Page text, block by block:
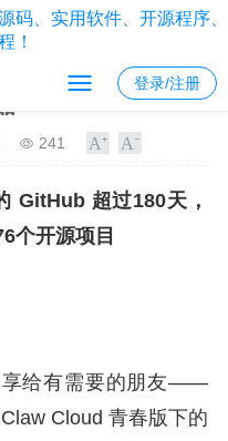
登录/注册
241
GitHub 超过180天，
个开源项目
享给有需要的朋友——
Cloud 青春版下的